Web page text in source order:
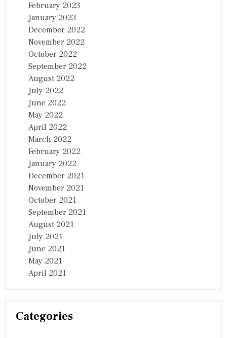
February 2023
January 2023
December 2022
November 2022
October 2022
September 2022
August 2022
July 2022
June 2022
May 2022
April 2022
March 2022
February 2022
January 2022
December 2021
November 2021
October 2021
September 2021
August 2021
July 2021
June 2021
May 2021
April 2021
Categories